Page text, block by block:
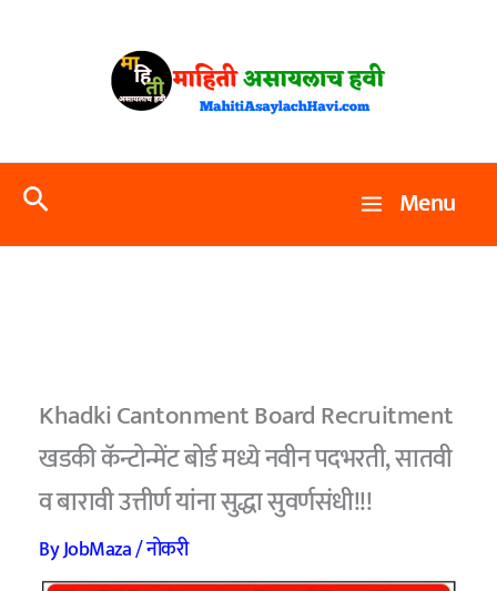
Search Menu
Khadki Cantonment Board Recruitment
खडकी कॅन्टोन्मेंट बोर्ड मध्ये नवीन पदभरती, सातवी
व बारावी उत्तीर्ण यांना सुद्धा सुवर्णसंधी!!!
ByJobMaza/नोकरी